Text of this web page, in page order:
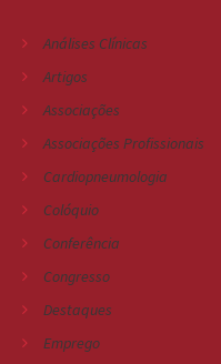
Análises Clínicas
Artigos
Associações
Associações Profissionais
Cardiopneumologia
Colóquio
Conferência
Congresso
Destaques
Emprego